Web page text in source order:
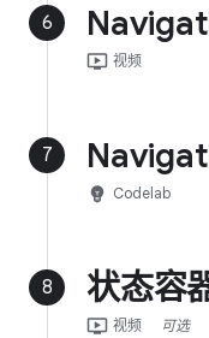
6
ondemand_video 视频
7
emoji_objects Codelab
8 状态容
ondemand_video 视频 可选